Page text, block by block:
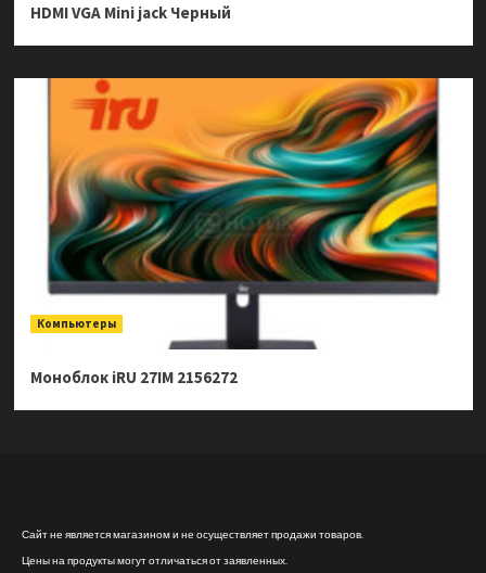
HDMI VGA Mini jack Черный
Компьютеры
Моноблок iRU 27IM 2156272
Сайт не является магазином и не осуществляет продажи товаров.
Цены на продукты могут отличаться от заявленных.